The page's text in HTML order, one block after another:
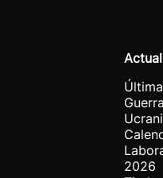
2026